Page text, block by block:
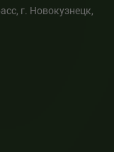
г. Новокузнецк,